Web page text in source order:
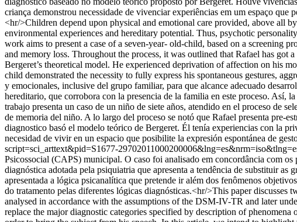
criança demonstrou necessidade de vivenciar experiências em um espaço que
<hr/>Children depend upon physical and emotional care provided, above all
environmental experiences and hereditary potential. Thus, psychotic
work aims to present a case of a seven-year- old-child, based on a screening
and memory loss. Throughout the process, it was outlined that Rafael has
Bergeret’s theoretical model. He experienced deprivation of affection on his
child demonstrated the necessity to fully express his spontaneous gestures,
y emocionales, inclusive del grupo familiar, para que alcance adecuado
hereditario, que corrobora con la presencia de la familia en este proceso. Así,
trabajo presenta un caso de un niño de siete años, atendido en el proceso de
de memoria del niño. A lo largo del proceso se notó que Rafael presenta pre-
diagnostico basó el modelo teórico de Bergeret. Él tenía experiencias con la
necesidad de vivir en un espacio que posibilite la expresión espontánea de
script=sci_arttext&pid=S1677-
Psicossocial (CAPS) municipal. O caso foi analisado em concordância com
diagnóstica adotada pela psiquiatria que apresenta a tendência de substituir
apresentada a lógica psicanalítica que pretende ir além dos fenômenos
do tratamento pelas diferentes lógicas diagnósticas.<hr/>This paper
analysed in accordance with the assumptions of the DSM-IV-TR and later
replace the major diagnostic categories specified by description of